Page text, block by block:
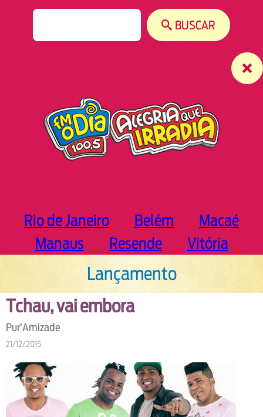
BUSCAR
Rio de Janeiro Belém
Macaé
Manaus
Resende Vitória
Lançamento
Tchau, vai embora
Pur’Amizade
21/12/2015